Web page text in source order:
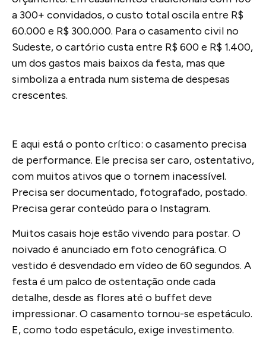
a 300+ convidados, o custo total oscila entre R$
60.000 e R$ 300.000. Para o casamento civil no
Sudeste, o cartório custa entre R$ 600 e R$ 1.400,
um dos gastos mais baixos da festa, mas que
simboliza a entrada num sistema de despesas
crescentes.
E aqui está o ponto crítico: o casamento precisa
de performance. Ele precisa ser caro, ostentativo,
com muitos ativos que o tornem inacessível.
Precisa ser documentado, fotografado, postado.
Precisa gerar conteúdo para o Instagram.
Muitos casais hoje estão vivendo para postar. O
noivado é anunciado em foto cenográfica. O
vestido é desvendado em vídeo de 60 segundos. A
festa é um palco de ostentação onde cada
detalhe, desde as flores até o buffet deve
impressionar. O casamento tornou-se espetáculo.
E, como todo espetáculo, exige investimento.